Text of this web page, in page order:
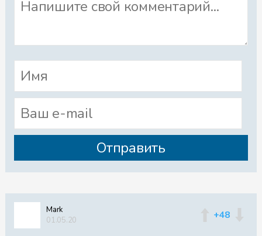
Mark
01.05.20
+48